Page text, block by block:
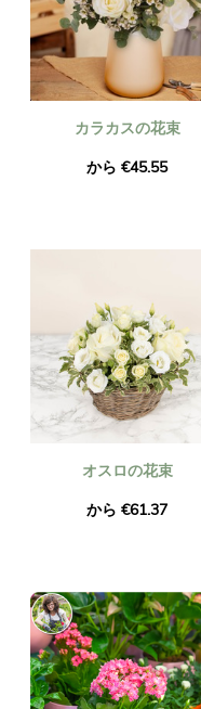
カラカスの花束
から €45.55
オスロの花束
から €61.37